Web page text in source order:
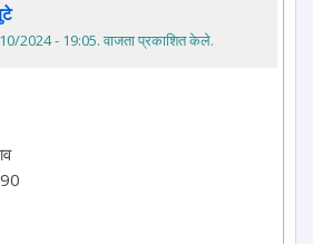
2024 - 19:05. वाजता प्रकाशित केले.